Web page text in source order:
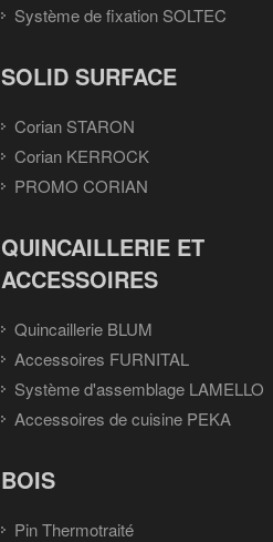
Système de fixation SOLTEC
SOLID SURFACE
Corian STARON
Corian KERROCK
PROMO CORIAN
QUINCAILLERIE ET
ACCESSOIRES
Quincaillerie BLUM
Accessoires FURNITAL
Système d'assemblage LAMELLO
Accessoires de cuisine PEKA
BOIS
Pin Thermotraité